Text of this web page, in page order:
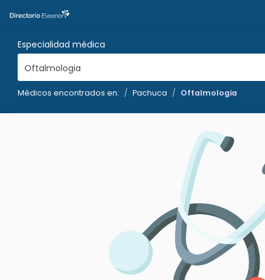
Especialidad médica
Oftalmologia
Médicos encontrados en: Pachuca Oftalmologia